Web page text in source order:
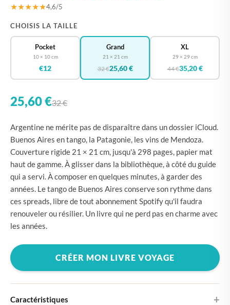
★★★★★4,6/5
CHOISIS LA TAILLE
Pocket
10 × 10 cm
€12
Grand
21 × 21 cm
32 €25,60 €
XL
29 × 29 cm
44 €35,20 €
25,60 €32 €
Argentine ne mérite pas de disparaître dans un dossier iCloud.
Buenos Aires en tango, la Patagonie, les vins de Mendoza.
Couverture rigide 21 × 21 cm, jusqu'à 298 pages, papier mat
haut de gamme. À glisser dans la bibliothèque, à côté du guide
qui a servi. À composer en quelques minutes, à garder des
années. Le tango de Buenos Aires conserve son rythme dans
ces spreads, libre de tout abonnement Spotify qu'il faudra
renouveler ou résilier. Un livre qui ne perd pas en charme avec
les années.
CRÉER MON LIVRE VOYAGE
Caractéristiques